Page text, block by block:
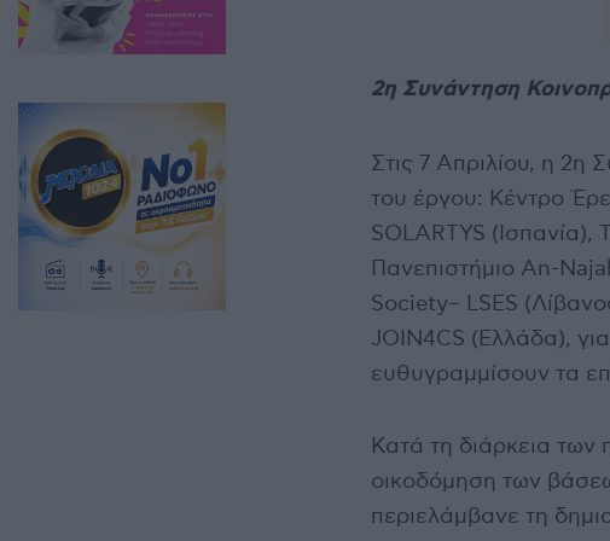
2η Συνάντηση
Στις 7 Απριλίου, η 2η
του έργου: Κέντρο
SOLARTYS (Ισπανία),
Πανεπιστήμιο An-
Society– LSES
JOIN4CS (Ελλάδα),
ευθυγραμμίσουν τα
Κατά τη διάρκεια των
οικοδόμηση των
περιελάμβανε τη